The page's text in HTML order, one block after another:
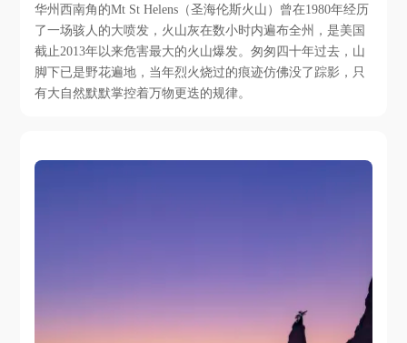
华州西南角的Mt St Helens（圣海伦斯火山）曾在1980年经历
了一场骇人的大喷发，火山灰在数小时内遍布全州，是美国
截止2013年以来危害最大的火山爆发。匆匆四十年过去，山
脚下已是野花遍地，当年烈火烧过的痕迹仿佛没了踪影，只
有大自然默默掌控着万物更迭的规律。